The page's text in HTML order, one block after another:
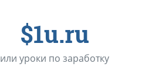
$1u.ru
или уроки по заработку